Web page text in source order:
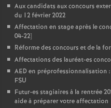
Aux candidats aux concours
du 12 février 2022
Affectation en stage après le
04-22]
Réforme des concours et de la
Affectations des lauréat-es
AED en préprofessionnalisation
FSU
Futur-es stagiaires à la rentrée
aide à préparer votre affectation